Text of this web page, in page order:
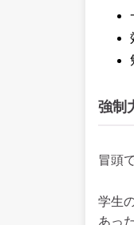
強制
冒頭
学生
あっ